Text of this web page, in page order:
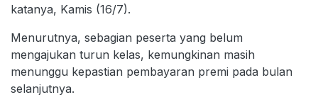
katanya, Kamis (16/7).
Menurutnya, sebagian peserta yang belum
mengajukan turun kelas, kemungkinan masih
menunggu kepastian pembayaran premi pada bulan
selanjutnya.